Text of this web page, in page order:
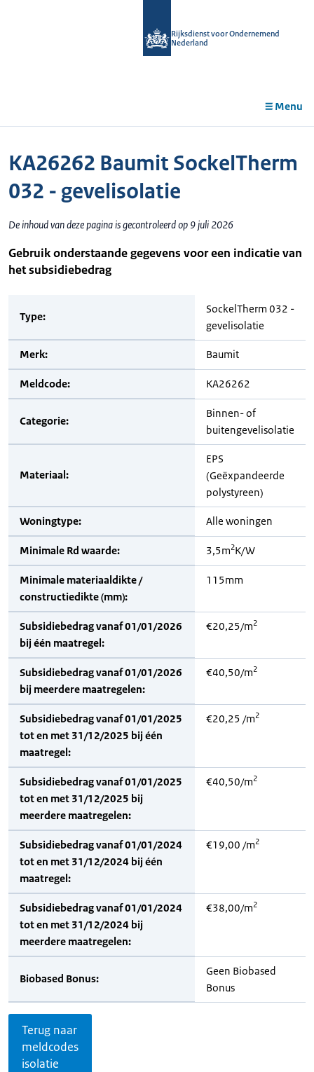
Rijksdienst voor Ondernemend
Nederland
Menu
KA26262 Baumit SockelTherm
032 - gevelisolatie
De inhoud van deze pagina is gecontroleerd op 9 juli 2026
Gebruik onderstaande gegevens voor een indicatie van
het subsidiebedrag
Type:
SockelTherm 032 -
gevelisolatie
Merk: Baumit
Meldcode: KA26262
Categorie:
Binnen- of
buitengevelisolatie
Materiaal:
EPS
(Geëxpandeerde
polystyreen)
Woningtype: Alle woningen
Minimale Rd waarde: 3,5m2K/W
Minimale materiaaldikte /
constructiedikte (mm):
115mm
Subsidiebedrag vanaf 01/01/2026
bij één maatregel:
€20,25/m2
Subsidiebedrag vanaf 01/01/2026
bij meerdere maatregelen:
€40,50/m2
Subsidiebedrag vanaf 01/01/2025
tot en met 31/12/2025 bij één
maatregel:
€20,25 /m2
Subsidiebedrag vanaf 01/01/2025
tot en met 31/12/2025 bij
meerdere maatregelen:
€40,50/m2
Subsidiebedrag vanaf 01/01/2024
tot en met 31/12/2024 bij één
maatregel:
€19,00 /m2
Subsidiebedrag vanaf 01/01/2024
tot en met 31/12/2024 bij
meerdere maatregelen:
€38,00/m2
Biobased Bonus:
Geen Biobased
Bonus
Terug naar
meldcodes
isolatie